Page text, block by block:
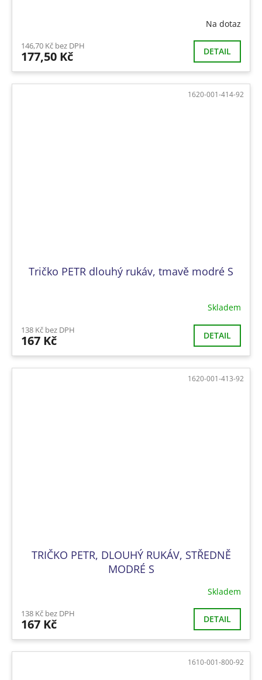
Na dotaz
146,70 Kč bez DPH
177,50 Kč DETAIL
Tričko PETR dlouhý rukáv, tmavě modré S
Skladem
138 Kč bez DPH
167 Kč DETAIL
1620-001-414-92
TRIČKO PETR, DLOUHÝ RUKÁV, STŘEDNĚ
MODRÉ S
Skladem
138 Kč bez DPH
167 Kč DETAIL
1620-001-413-92
1610-001-800-92